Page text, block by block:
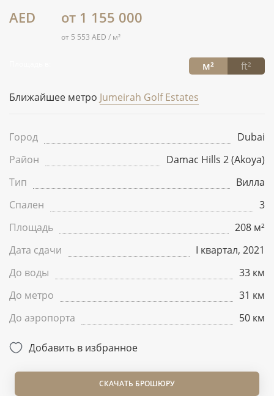
AED от 1 155 000
от 5 553 AED / м²
м² ft²
Ближайшее метро Jumeirah Golf Estates
Город
Dubai
Район
Damac Hills 2 (Akoya)
Тип
Вилла
Спален
3
Площадь
208 м²
Дата сдачи
I квартал, 2021
До воды
33 км
До метро
31 км
До аэропорта
50 км
Добавить в избранное
СКАЧАТЬ БРОШЮРУ